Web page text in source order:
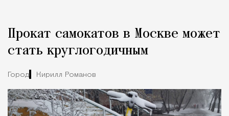
Город
Прокат самокатов в Москве может
стать круглогодичным
Город Кирилл Романов